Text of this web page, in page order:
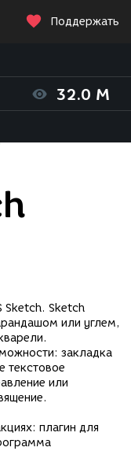
Поддержать
32.0 M
Sketch. Sketch
или углем,
закладка
текстовое
или
плагин для